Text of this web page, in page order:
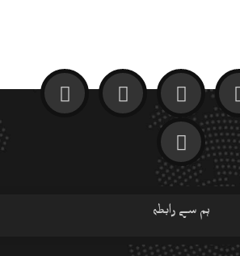
ہم سے رابطہ